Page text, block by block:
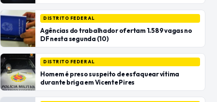
DISTRITO FEDERAL
Agências do trabalhador ofertam 1.589 vagas no
DF nesta segunda (10)
DISTRITO FEDERAL
Homem é preso suspeito de esfaquear vítima
durante briga em Vicente Pires